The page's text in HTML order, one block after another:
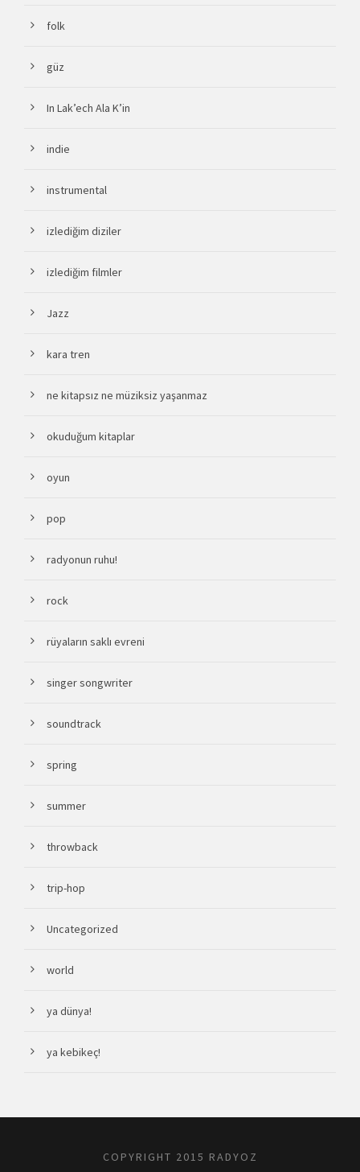
folk
güz
In Lak’ech Ala K’in
indie
instrumental
izlediğim diziler
izlediğim filmler
Jazz
kara tren
ne kitapsız ne müziksiz yaşanmaz
okuduğum kitaplar
oyun
pop
radyonun ruhu!
rock
rüyaların saklı evreni
singer songwriter
soundtrack
spring
summer
throwback
trip-hop
Uncategorized
world
ya dünya!
ya kebikeç!
COPYRIGHT 2015 RADYOZ